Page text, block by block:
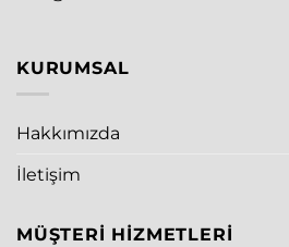
KURUMSAL
Hakkımızda
İletişim
MÜŞTERI HIZMETLERI